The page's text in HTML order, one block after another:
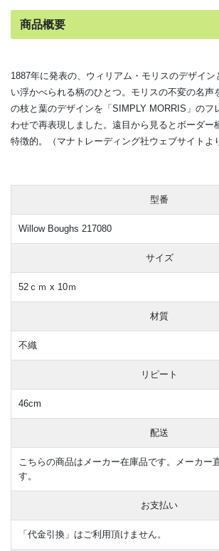
商品概要
1887年に発表の、ウィリアム・モリスのデザイ
い浮かべられる柄のひとつ。モリスの不変の名声
の枝と葉のデザインを「SIMPLY MORRIS」のフ
わせで再表現しました。遠目から見るとボーダー
特徴的。（ マナトレーディング社ウェブサイトよ
型番
Willow Boughs 217080
サイズ
52ｃｍ x 10ｍ
材質
不織
リピート
46cm
配送
こちらの商品はメーカー在庫品です。メーカー
す。
お支払い
「代金引換」はご利用頂けません。